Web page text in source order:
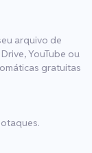
arquivo de
YouTube ou
gratuitas